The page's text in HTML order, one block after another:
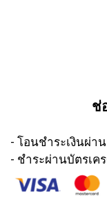
ช่
- โอนชำระเงินผ่า
- ชำระผ่านบัตรเค